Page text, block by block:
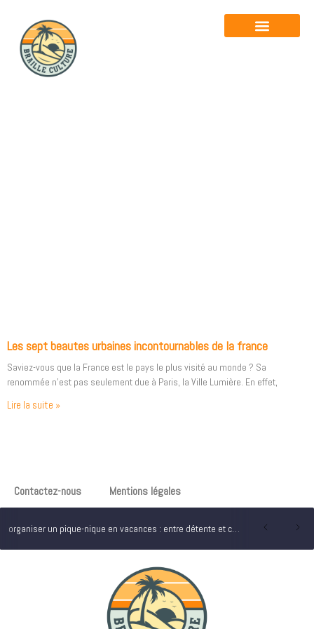
Les sept beautes urbaines incontournables de la france
Saviez-vous que la France est le pays le plus visité au monde ? Sa
renommée n’est pas seulement due à Paris, la Ville Lumière. En effet,
Lire la suite »
Contactez-nous Mentions légales
organiser un pique-nique en vacances : entre détente et convivialité